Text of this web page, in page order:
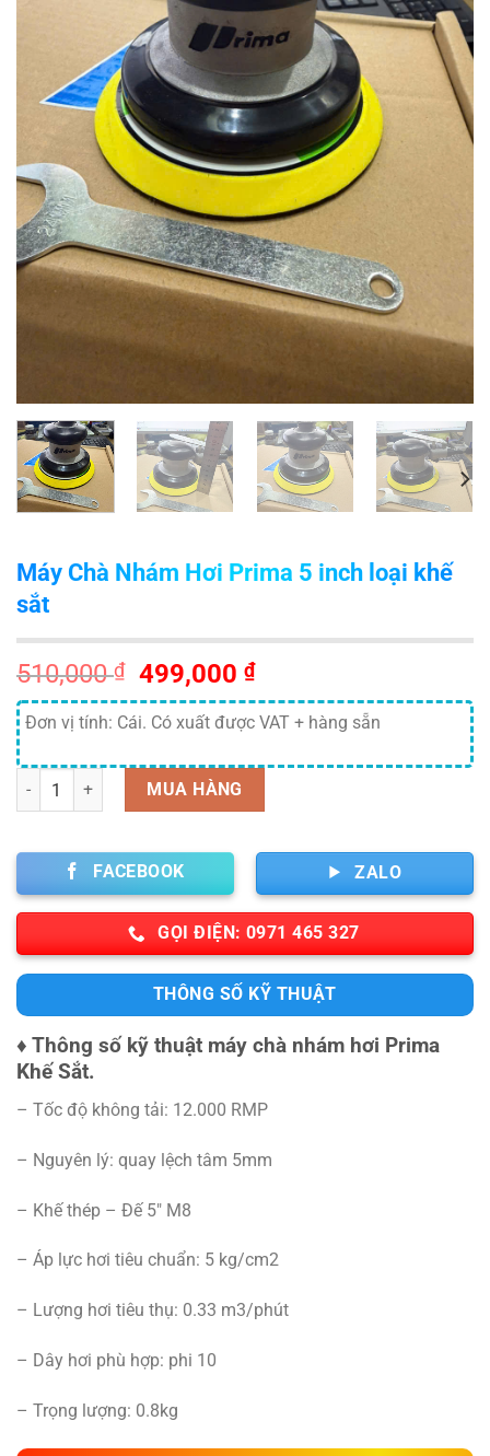
Máy Chà Nhám Hơi Prima 5 inch loại khế
sắt
510,000₫
Giá
gốc
là:
499,000₫Giá
hiện
tại
499,000 ₫.
Đơn vị tính: Cái. Có xuất được VAT + hàng sẵn
Số lượng MUA HÀNG
FACEBOOK ZALO
GỌI ĐIỆN: 0971 465 327
THÔNG SỐ KỸ THUẬT
♦ Thông số kỹ thuật máy chà nhám hơi Prima
Khế Sắt.
– Tốc độ không tải: 12.000 RMP
– Nguyên lý: quay lệch tâm 5mm
– Khế thép – Đế 5″ M8
– Áp lực hơi tiêu chuẩn: 5 kg/cm2
– Lượng hơi tiêu thụ: 0.33 m3/phút
– Dây hơi phù hợp: phi 10
– Trọng lượng: 0.8kg